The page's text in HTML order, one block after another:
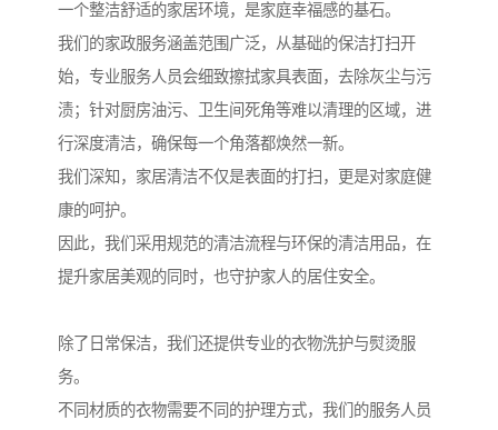
一个整洁舒适的家居环境，是家庭幸福感的基石。
我们的家政服务涵盖范围广泛，从基础的保洁打扫开
始，专业服务人员会细致擦拭家具表面，去除灰尘与污
渍；针对厨房油污、卫生间死角等难以清理的区域，进
行深度清洁，确保每一个角落都焕然一新。
我们深知，家居清洁不仅是表面的打扫，更是对家庭健
康的呵护。
因此，我们采用规范的清洁流程与环保的清洁用品，在
提升家居美观的同时，也守护家人的居住安全。
除了日常保洁，我们还提供专业的衣物洗护与熨烫服
务。
不同材质的衣物需要不同的护理方式，我们的服务人员